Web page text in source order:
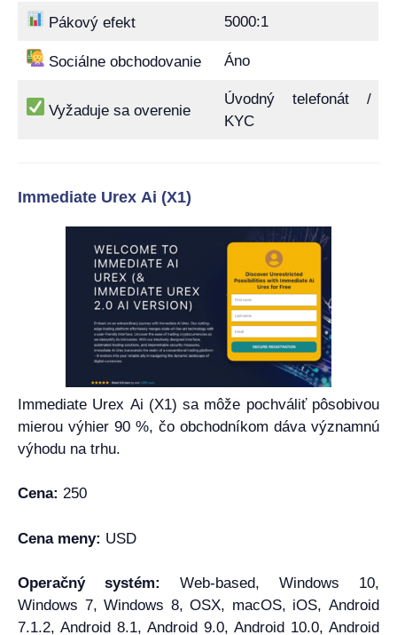
Pákový efekt 5000:1
Sociálne obchodovanie Áno
Vyžaduje sa overenie
Úvodný telefonát /
KYC
Immediate Urex Ai (X1)
Immediate Urex Ai (X1) sa môže pochváliť pôsobivou
mierou výhier 90 %, čo obchodníkom dáva významnú
výhodu na trhu.
Cena: 250
Cena meny: USD
Operačný systém: Web-based, Windows 10,
Windows 7, Windows 8, OSX, macOS, iOS, Android
7.1.2, Android 8.1, Android 9.0, Android 10.0, Android